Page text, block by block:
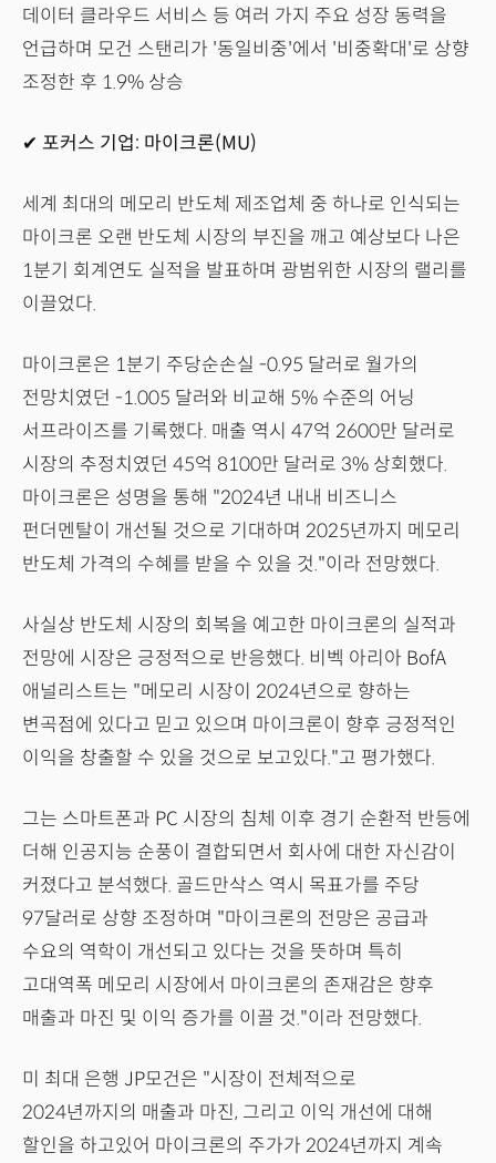
데이터 클라우드 서비스 등 여러 가지 주요 성장 동력을
언급하며 모건 스탠리가 '동일비중'에서 '비중확대'로 상향
조정한 후 1.9% 상승
✔ 포커스 기업: 마이크론(MU)
세계 최대의 메모리 반도체 제조업체 중 하나로 인식되는
마이크론 오랜 반도체 시장의 부진을 깨고 예상보다 나은
1분기 회계연도 실적을 발표하며 광범위한 시장의 랠리를
이끌었다.
마이크론은 1분기 주당순손실 -0.95 달러로 월가의
전망치였던 -1.005 달러와 비교해 5% 수준의 어닝
서프라이즈를 기록했다. 매출 역시 47억 2600만 달러로
시장의 추정치였던 45억 8100만 달러로 3% 상회했다.
마이크론은 성명을 통해 "2024년 내내 비즈니스
펀더멘탈이 개선될 것으로 기대하며 2025년까지 메모리
반도체 가격의 수혜를 받을 수 있을 것."이라 전망했다.
사실상 반도체 시장의 회복을 예고한 마이크론의 실적과
전망에 시장은 긍정적으로 반응했다. 비벡 아리아 BofA
애널리스트는 "메모리 시장이 2024년으로 향하는
변곡점에 있다고 믿고 있으며 마이크론이 향후 긍정적인
이익을 창출할 수 있을 것으로 보고있다."고 평가했다.
그는 스마트폰과 PC 시장의 침체 이후 경기 순환적 반등에
더해 인공지능 순풍이 결합되면서 회사에 대한 자신감이
커졌다고 분석했다. 골드만삭스 역시 목표가를 주당
97달러로 상향 조정하며 "마이크론의 전망은 공급과
수요의 역학이 개선되고 있다는 것을 뜻하며 특히
고대역폭 메모리 시장에서 마이크론의 존재감은 향후
매출과 마진 및 이익 증가를 이끌 것."이라 전망했다.
미 최대 은행 JP모건은 "시장이 전체적으로
2024년까지의 매출과 마진, 그리고 이익 개선에 대해
할인을 하고있어 마이크론의 주가가 2024년까지 계속